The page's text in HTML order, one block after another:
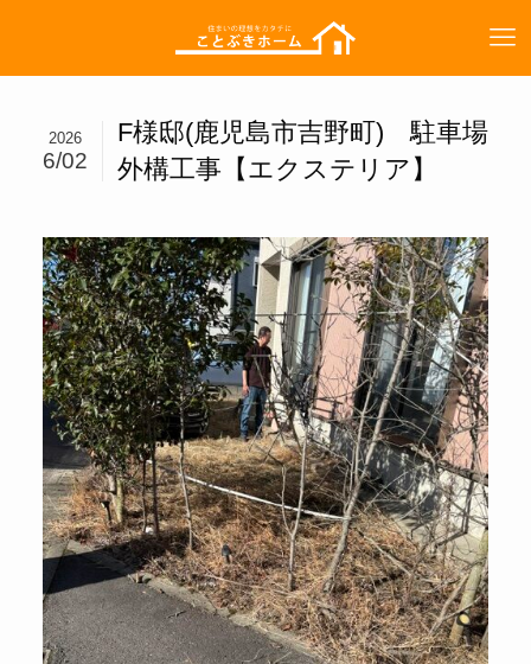
F様邸(鹿児島市吉野町) 駐車場
外構工事【エクステリア】
2026
6/02